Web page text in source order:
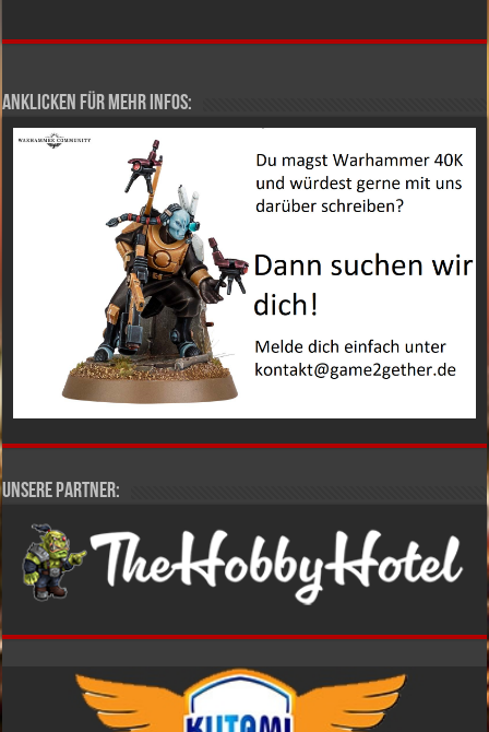
Anklicken für mehr Infos:
Unsere Partner: